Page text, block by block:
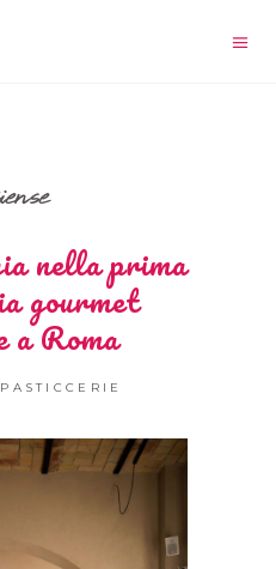
nella prima
gourmet
a Roma
PASTICCERIE